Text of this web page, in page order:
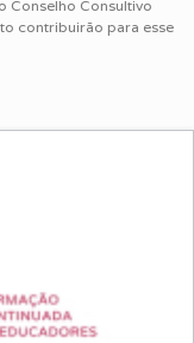
Conselho Consultivo
contribuirão para esse